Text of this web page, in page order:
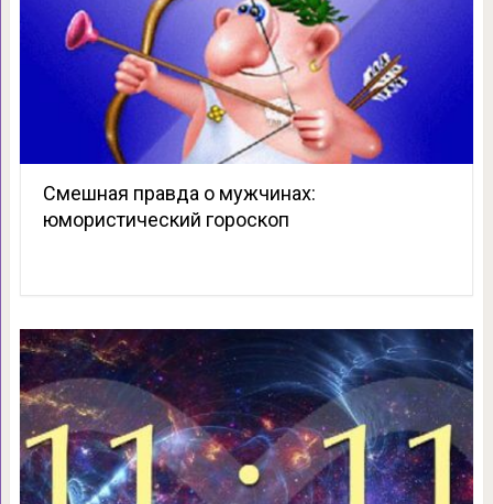
Смешная правда о мужчинах:
юмористический гороскоп